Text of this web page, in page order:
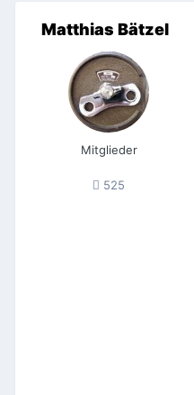
Matthias Bätzel
Mitglieder
525